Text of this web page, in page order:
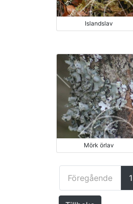
Islandslav
Mörk örlav
Föregående 1